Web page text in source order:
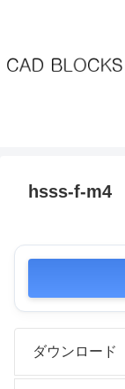
hsss-f-m4
ダウンロード